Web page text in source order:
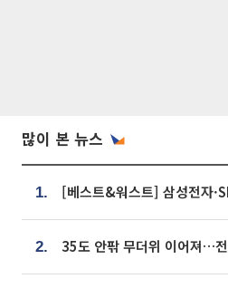
많이 본 뉴스
1.
2.